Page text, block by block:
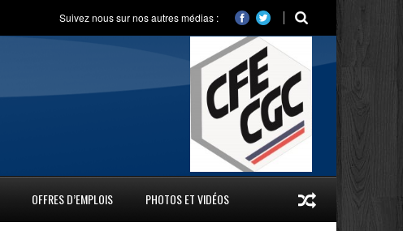
Suivez nous sur nos autres médias :
OFFRES D’EMPLOIS PHOTOS ET VIDÉOS